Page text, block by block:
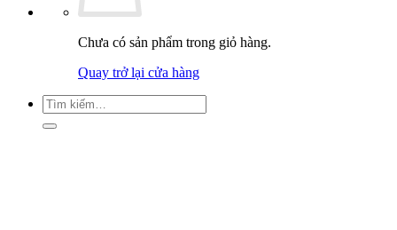
Chưa có sản phẩm trong giỏ hàng.
Quay trở lại cửa hàng
Tìm
kiếm: